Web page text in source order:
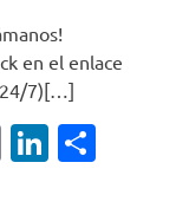
en el enlace
24/7)[…]
Email